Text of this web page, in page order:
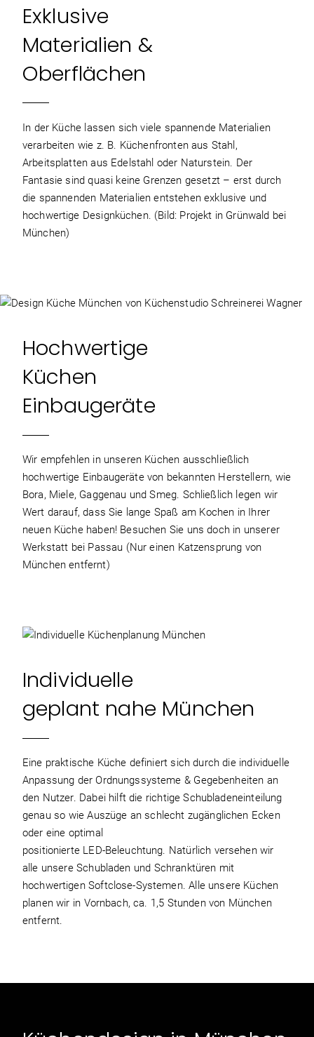
Exklusive
Materialien &
Oberflächen
In der Küche lassen sich viele spannende Materialien
verarbeiten wie z. B. Küchenfronten aus Stahl,
Arbeitsplatten aus Edelstahl oder Naturstein. Der
Fantasie sind quasi keine Grenzen gesetzt – erst durch
die spannenden Materialien entstehen exklusive und
hochwertige Designküchen. (Bild: Projekt in Grünwald bei
München)
Hochwertige
Küchen
Einbaugeräte
Wir empfehlen in unseren Küchen ausschließlich
hochwertige Einbaugeräte von bekannten Herstellern, wie
Bora, Miele, Gaggenau und Smeg. Schließlich legen wir
Wert darauf, dass Sie lange Spaß am Kochen in Ihrer
neuen Küche haben! Besuchen Sie uns doch in unserer
Werkstatt bei Passau (Nur einen Katzensprung von
München entfernt)
Individuelle
geplant nahe München
Eine praktische Küche definiert sich durch die individuelle
Anpassung der Ordnungssysteme & Gegebenheiten an
den Nutzer. Dabei hilft die richtige Schubladeneinteilung
genau so wie Auszüge an schlecht zugänglichen Ecken
oder eine optimal
positionierte LED-Beleuchtung. Natürlich versehen wir
alle unsere Schubladen und Schranktüren mit
hochwertigen Softclose-Systemen. Alle unsere Küchen
planen wir in Vornbach, ca. 1,5 Stunden von München
entfernt.